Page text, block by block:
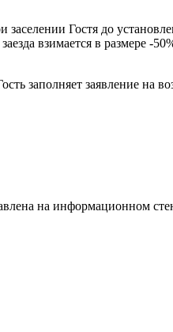
заселении Гостя до
взимается в размере -
заполняет заявление на
на информационном